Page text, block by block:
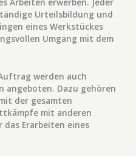
Urteilsbildung und
eines Werkstückes
Umgang mit dem
werden auch
angeboten. Dazu gehören
der gesamten
mit anderen
das Erarbeiten eines